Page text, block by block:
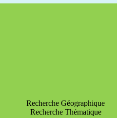
Recherche Géographique
Recherche Thématique